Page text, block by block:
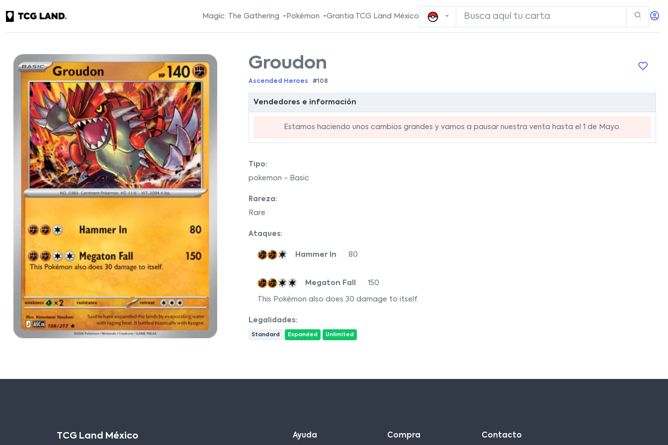
Magic: The Gathering Pokémon Grantia TCG Land México
Groudon
Ascended Heroes #108
Vendedores e información
Estamos haciendo unos cambios grandes y vamos a pausar nuestra venta hasta el 1 de Mayo.
Tipo:
pokemon - Basic
Rareza:
Rare
Ataques:
Hammer In 80
Megaton Fall 150
This Pokémon also does 30 damage to itself.
Legalidades:
Standard Expanded Unlimited
TCG Land México Ayuda Compra Contacto